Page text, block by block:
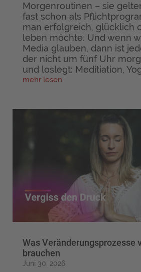
Morgenroutinen – sie
fast schon als
man erfolgreich, glücklich
leben möchte. Und wenn
Media glauben, dann ist
der nicht um fünf Uhr
und loslegt: Meditiation,
mehr lesen
Was Veränderungsprozesse
brauchen
Juni 30, 2026